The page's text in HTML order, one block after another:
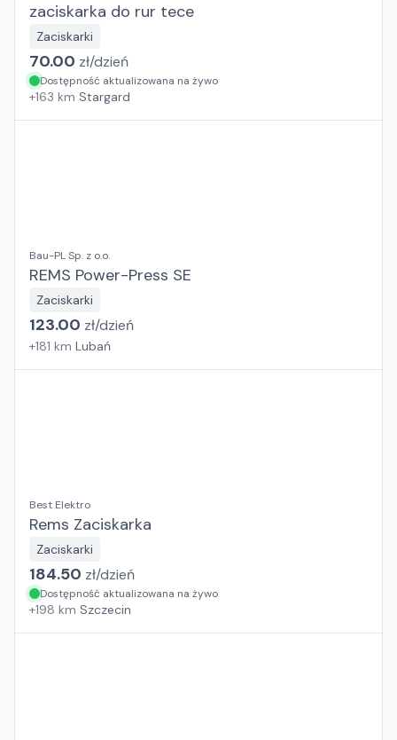
zaciskarka do rur tece
Zaciskarki
70.00 zł/dzień
Dostępność aktualizowana na żywo
+163 km Stargard
Bau-PL Sp. z o.o.
REMS Power-Press SE
Zaciskarki
123.00 zł/dzień
+181 km Lubań
Best Elektro
Rems Zaciskarka
Zaciskarki
184.50 zł/dzień
Dostępność aktualizowana na żywo
+198 km Szczecin